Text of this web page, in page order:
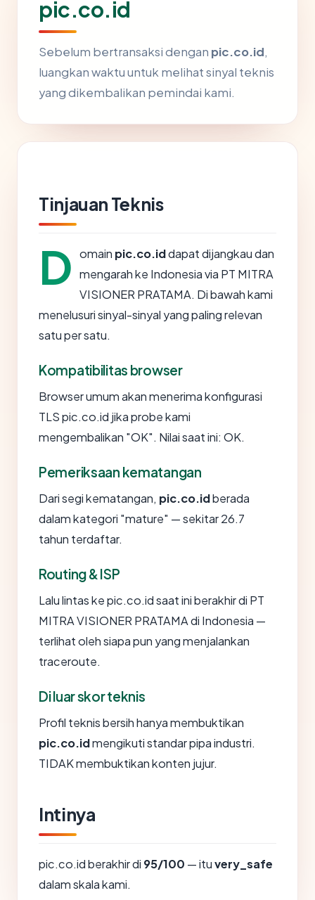
pic.co.id
Sebelum bertransaksi dengan pic.co.id,
luangkan waktu untuk melihat sinyal teknis
yang dikembalikan pemindai kami.
Tinjauan Teknis
D omain pic.co.iddapat dijangkau dan
mengarah ke Indonesia via PT MITRA
VISIONER PRATAMA. Di bawah kami
menelusuri sinyal-sinyal yang paling relevan
satu per satu.
Kompatibilitas browser
Browser umum akan menerima konfigurasi
TLS pic.co.id jika probe kami
mengembalikan "OK". Nilai saat ini: OK.
Pemeriksaan kematangan
Dari segi kematangan, pic.co.idberada
dalam kategori "mature" — sekitar 26.7
tahun terdaftar.
Routing & ISP
Lalu lintas ke pic.co.id saat ini berakhir di PT
MITRA VISIONER PRATAMA di Indonesia —
terlihat oleh siapa pun yang menjalankan
traceroute.
Di luar skor teknis
Profil teknis bersih hanya membuktikan
pic.co.idmengikuti standar pipa industri.
TIDAK membuktikan konten jujur.
Intinya
pic.co.id berakhir di 95/100 — ituvery_safe
dalam skala kami.